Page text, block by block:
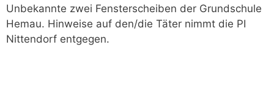
Unbekannte zwei Fensterscheiben der Grundschule
Hemau. Hinweise auf den/die Täter nimmt die PI
Nittendorf entgegen.